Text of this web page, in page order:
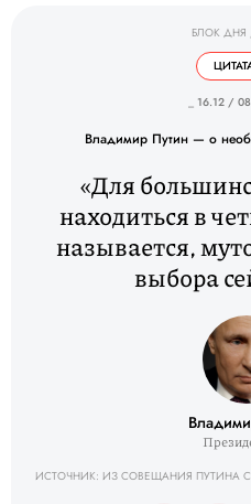
БЛОК ДНЯ
_ 16.12 /
Владимир Путин — о
«Для
находиться в
называется,
выбора
ИСТОЧНИК: ИЗ СОВЕЩАНИЯ ПУТИНА